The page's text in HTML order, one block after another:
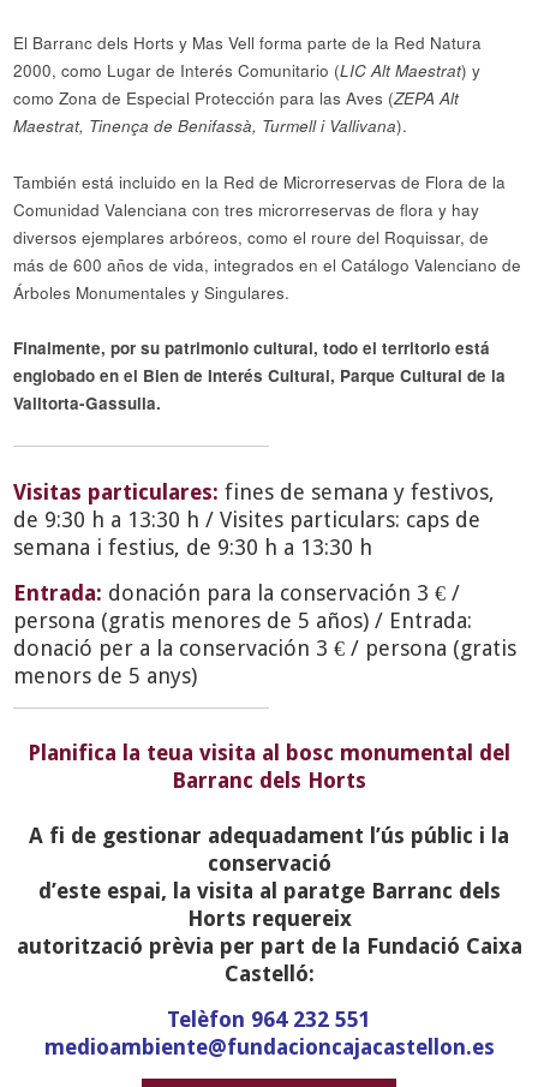
El Barranc dels Horts y Mas Vell forma parte de la Red Natura
2000, como Lugar de Interés Comunitario (LIC Alt Maestrat) y
como Zona de Especial Protección para las Aves (ZEPA Alt
Maestrat, Tinença de Benifassà, Turmell i Vallivana).
También está incluido en la Red de Microrreservas de Flora de la
Comunidad Valenciana con tres microrreservas de flora y hay
diversos ejemplares arbóreos, como el roure del Roquissar, de
más de 600 años de vida, integrados en el Catálogo Valenciano de
Árboles Monumentales y Singulares.
Finalmente, por su patrimonio cultural, todo el territorio está
englobado en el Bien de Interés Cultural, Parque Cultural de la
Valltorta-Gassulla.
Visitas particulares: fines de semana y festivos,
de 9:30 h a 13:30 h / Visites particulars: caps de
semana i festius, de 9:30 h a 13:30 h
Entrada: donación para la conservación 3 € /
persona (gratis menores de 5 años) / Entrada:
donació per a la conservación 3 € / persona (gratis
menors de 5 anys)
Planifica la teua visita al bosc monumental del
Barranc dels Horts
A fi de gestionar adequadament l’ús públic i la
conservació
d’este espai, la visita al paratge Barranc dels
Horts requereix
autorització prèvia per part de la Fundació Caixa
Castelló:
Telèfon 964 232 551
medioambiente@fundacioncajacastellon.es